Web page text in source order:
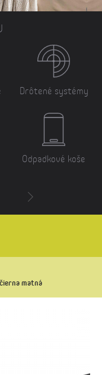
Drôtené systémy
Odpadkové koše
matná